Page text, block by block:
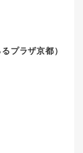
プラザ京都）